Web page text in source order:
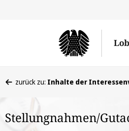
befinden
hier:
zurück zu: Inhalte der
Stellungnahmen/